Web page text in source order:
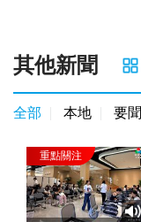
其他新聞
全部 本地 要聞